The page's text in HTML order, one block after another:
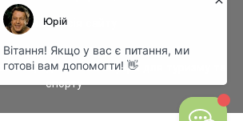
Повна версія сайту
© 2014—2026
одяг та аксесуари для туризму та
спорту